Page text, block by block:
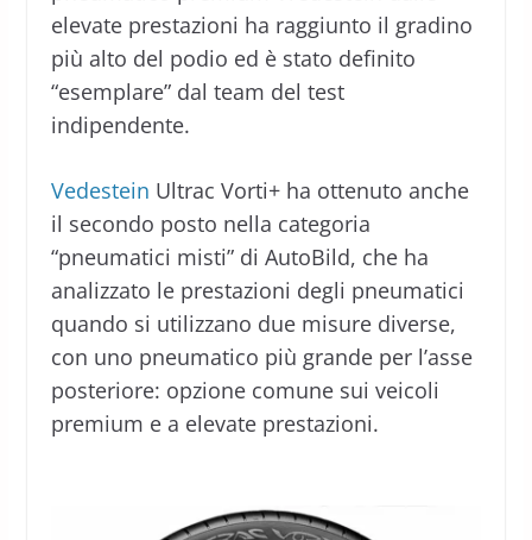
elevate prestazioni ha raggiunto il gradino
più alto del podio ed è stato definito
“esemplare” dal team del test
indipendente.
Vedestein Ultrac Vorti+ ha ottenuto anche
il secondo posto nella categoria
“pneumatici misti” di AutoBild, che ha
analizzato le prestazioni degli pneumatici
quando si utilizzano due misure diverse,
con uno pneumatico più grande per l’asse
posteriore: opzione comune sui veicoli
premium e a elevate prestazioni.